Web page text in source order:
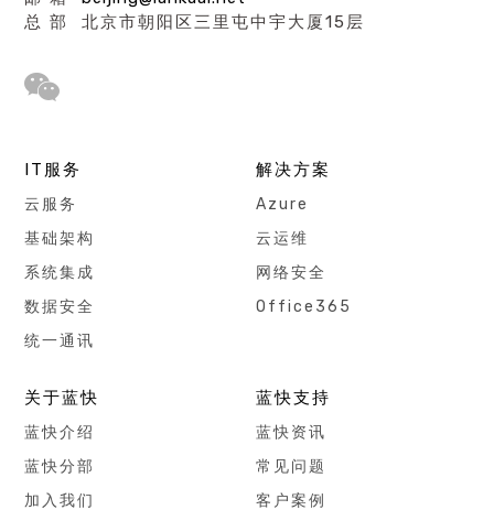
总 部 北京市朝阳区三里屯中宇大厦15层
IT服务
云服务
基础架构
系统集成
数据安全
统一通讯
解决方案
Azure
云运维
网络安全
Office365
关于蓝快
蓝快介绍
蓝快分部
加入我们
蓝快支持
蓝快资讯
常见问题
客户案例